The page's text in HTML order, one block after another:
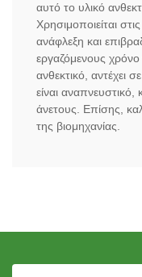
αυτό το υλικό
Χρησιμοποιείται
ανάφλεξη και
εργαζόμενους χρόνο
ανθεκτικό, αντέχει
είναι
άνετους. Επίσης,
της βιομηχανίας.